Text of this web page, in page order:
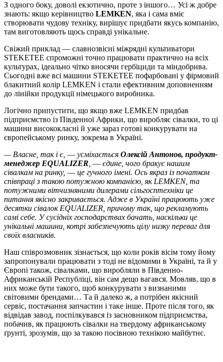
З одного боку, доволі екзотично, проте з іншого… Усі ж добре
знають: якщо керівництво LEMKEN, яка і сама вміє
створювати чудову техніку, вирішує придбати якусь компанію,
там виготовляють щось справді унікальне.
Свіжий приклад ― славнозвісні міжрядні культиватори
STEKETEE спроможні точно працювати практично на всіх
культурах, ідеально чітко вносячи гербіциди та міндобрива.
Сьогодні вже всі машини STEKETEE пофарбовані у фірмовий
блакитний колір LEMKEN і стали ефективним доповненням
до лінійки продукції німецького виробника.
Логічно припустити, що якщо вже LEMKEN придбав
підприємство із Південної Африки, що виробляє сівалки, то ці
машини висококласні й уже зараз готові конкурувати на
європейському ринку, зокрема в Україні.
— Власне, так і є, ― усміхається Олексій Антонов, продукт-
менеджер EQUALIZER , ― єдине, чого бракує нашим
сівалкам на ринку, ― це гучного імені. Ось якраз із початком
співпраці з такою потужною компанією, як LEMKEN, та
потужними вітчизняними дилерами сільгосптехніки це
питання якісно закривається. Адже в Україні працюють уже
десятки сівалок EQUALIZER, причому так, що рекламують
самі себе. У сусідніх господарствах бачать, наскільки це
унікальні машини, котрі забезпечують цілу низку переваг для
своїх власників.
Наш співрозмовник зізнається, що коли років вісім тому йому
запропонували працювати з тоді не відомими в Україні, та й у
Європі також, сівалками, що виробляли в Південно-
Африканській Республіці, він сам дещо вагався. Мовляв, що в
них може бути такого, щоб конкурувати з визнаними
світовими брендами… Та й далеко ж, а потрібен якісний
сервіс, постачання запчастин і таке інше. Проте після того, як
відвідав завод, поспілкувався із засновником підприємства,
побачив, як працюють сівалки на твердому африканському
ґрунті, зрозумів, що за такою посівною технікою майбутнє.